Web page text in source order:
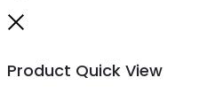
Product Quick View